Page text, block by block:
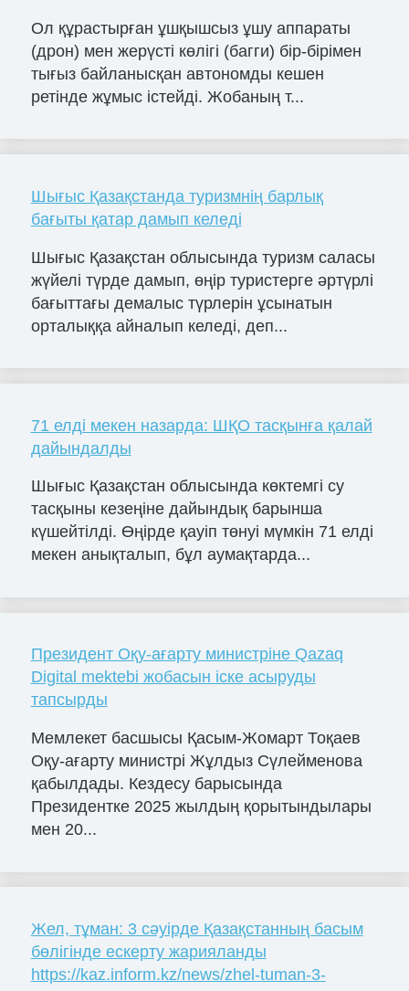
Ол құрастырған ұшқышсыз ұшу аппараты
(дрон) мен жерүсті көлігі (багги) бір-бірімен
тығыз байланысқан автономды кешен
ретінде жұмыс істейді. Жобаның т...
Шығыс Қазақстанда туризмнің барлық
бағыты қатар дамып келеді
Шығыс Қазақстан облысында туризм саласы
жүйелі түрде дамып, өңір туристерге әртүрлі
бағыттағы демалыс түрлерін ұсынатын
орталыққа айналып келеді, деп...
71 елді мекен назарда: ШҚО тасқынға қалай
дайындалды
Шығыс Қазақстан облысында көктемгі су
тасқыны кезеңіне дайындық барынша
күшейтілді. Өңірде қауіп төнуі мүмкін 71 елді
мекен анықталып, бұл аумақтарда...
Президент Оқу-ағарту министріне Qazaq
Digital mektebi жобасын іске асыруды
тапсырды
Мемлекет басшысы Қасым-Жомарт Тоқаев
Оқу-ағарту министрі Жұлдыз Сүлейменова
қабылдады. Кездесу барысында
Президентке 2025 жылдың қорытындылары
мен 20...
Жел, тұман: 3 сәуірде Қазақстанның басым
бөлігінде ескерту жарияланды
https://kaz.inform.kz/news/zhel-tuman-3-